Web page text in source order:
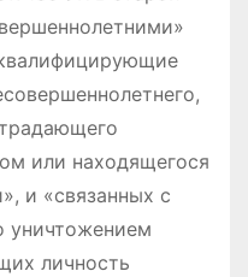
или находящегося
и «связанных с
уничтожением
личность